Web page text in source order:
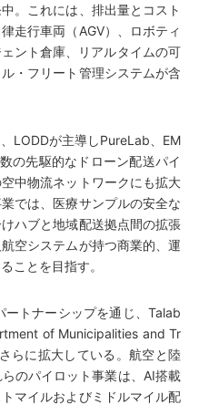
。これには、排出量とコスト
走行車両（AGV）、ロボティ
ント倉庫、リアルタイムの可
・フリート管理システムが含
LODDが主導しPureLab、EM
の先駆的なドローン配送パイ
中物流ネットワークにも拡大
では、医療サンプルの安全な
ハブと地域配送拠点間の拡張
空システムが持つ商業的、運
ことを目指す。
トナーシップを通じ、Talab
of Municipalities and Tr
らに拡大している。航空と陸
のパイロット事業は、AI搭載
マイルおよびミドルマイル配